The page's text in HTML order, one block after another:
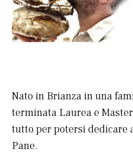
Nato in Brianza in una
terminata Laurea e
tutto per potersi dedicare
Pane.